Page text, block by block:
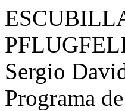
Sergio
Programa